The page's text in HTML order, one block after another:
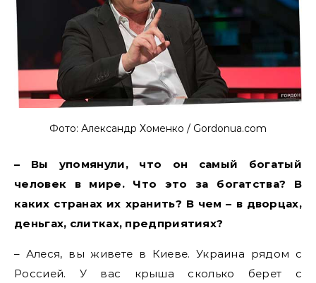
Фото: Александр Хоменко / Gordonua.com
– Вы упомянули, что он самый богатый
человек в мире. Что это за богатства? В
каких странах их хранить? В чем – в дворцах,
деньгах, слитках, предприятиях?
– Алеся, вы живете в Киеве. Украина рядом с
Россией. У вас крыша сколько берет с